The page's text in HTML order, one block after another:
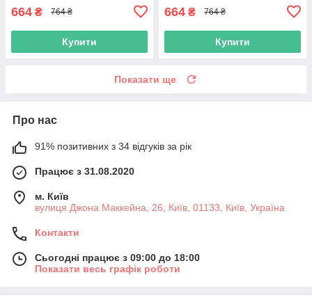
664 ₴ 764 ₴
Купити
664 ₴ 764 ₴
Купити
Показати ще
Про нас
91% позитивних з 34 відгуків за рік
Працює з 31.08.2020
м. Київ
вулиця Джона Маккейна, 26, Київ, 01133, Київ, Україна
Контакти
Сьогодні працює з 09:00 до 18:00
Показати весь графік роботи